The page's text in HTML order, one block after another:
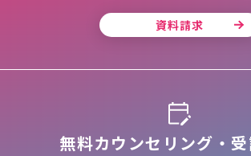
資料請求
無料カウンセリング・